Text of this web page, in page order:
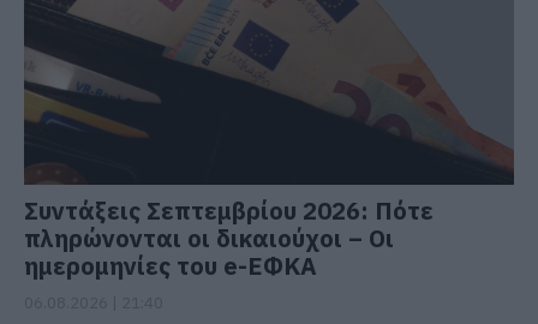
Συντάξεις Σεπτεμβρίου 2026: Πότε
πληρώνονται οι δικαιούχοι – Οι
ημερομηνίες του e-ΕΦΚΑ